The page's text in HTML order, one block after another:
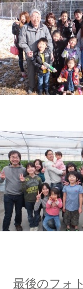
最後のフォト